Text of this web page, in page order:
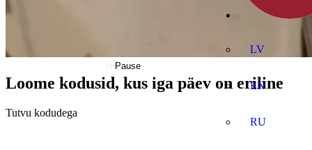
LV
EN
RU
Pause
Loome kodusid, kus iga päev on eriline
Tutvu kodudega